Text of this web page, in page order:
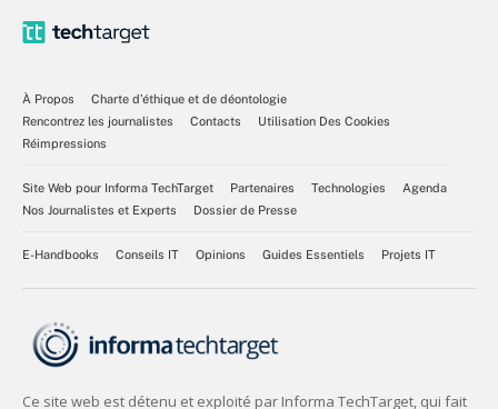
À Propos
Charte d’éthique et de déontologie
Rencontrez les journalistes
Contacts
Utilisation Des Cookies
Réimpressions
Site Web pour Informa TechTarget Partenaires Technologies
Agenda
Nos Journalistes et Experts
Dossier de Presse
E-Handbooks Conseils IT Opinions Guides Essentiels Projets IT